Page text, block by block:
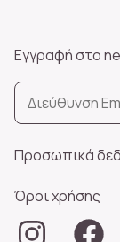
Εγγραφή στο
Προσωπικά
Όροι χρήσης